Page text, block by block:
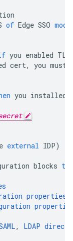
of Edge SSO
you enabled TLS
cert, you must
you installed
external IDP)
blocks to
properties
, LDAP direct